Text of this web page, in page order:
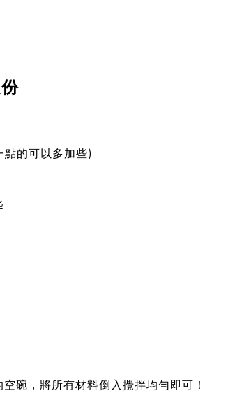
點的可以多加些)
碗，將所有材料倒入攪拌均勻即可！